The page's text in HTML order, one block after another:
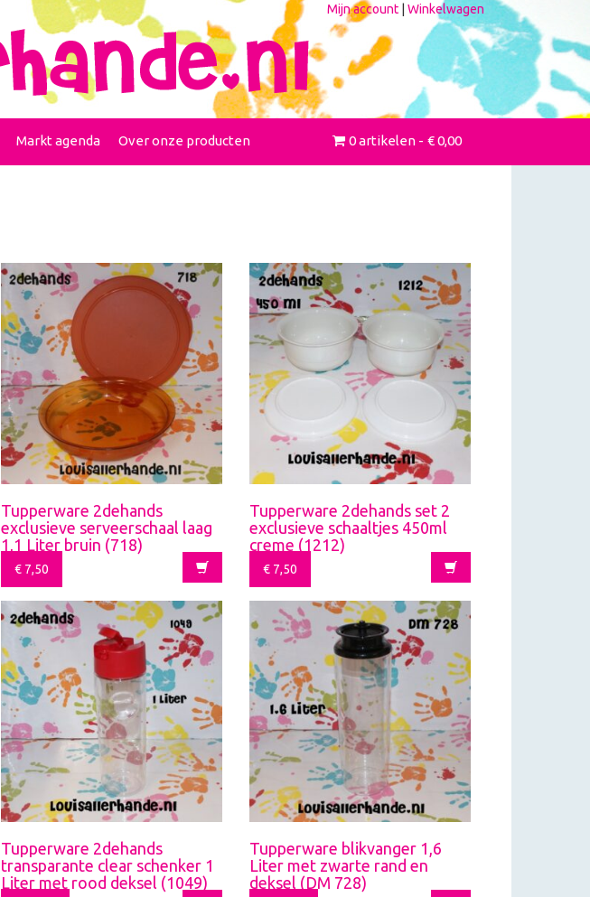
Mijn account Winkelwagen
Markt agenda Over onze producten 0 artikelen € 0,00
Tupperware 2dehands
exclusieve serveerschaal laag
1,1 Liter bruin (718)
€7,50
Tupperware 2dehands set 2
exclusieve schaaltjes 450ml
creme (1212)
€7,50
Tupperware 2dehands
transparante clear schenker 1
Liter met rood deksel (1049)
Tupperware blikvanger 1,6
Liter met zwarte rand en
deksel (DM 728)